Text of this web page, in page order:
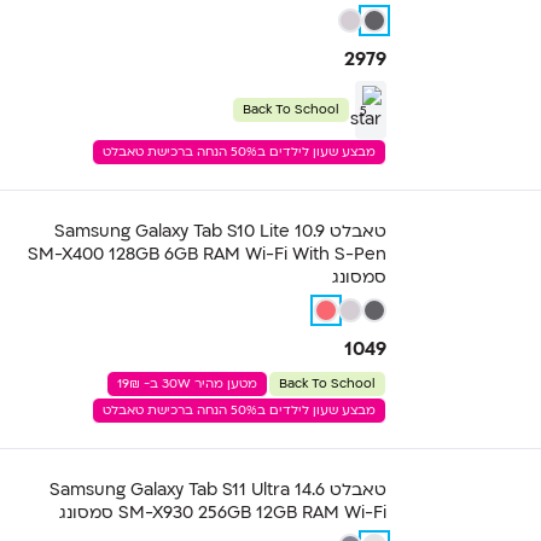
2979
5
Back To School
מבצע שעון לילדים ב50% הנחה ברכישת טאבלט
טאבלט Samsung Galaxy Tab S10 Lite 10.9
SM-X400 128GB 6GB RAM Wi-Fi With S-Pen
סמסונג
1049
Back To School
מטען מהיר 30W ב- 19₪
מבצע שעון לילדים ב50% הנחה ברכישת טאבלט
טאבלט Samsung Galaxy Tab S11 Ultra 14.6
SM-X930 256GB 12GB RAM Wi-Fi סמסונג